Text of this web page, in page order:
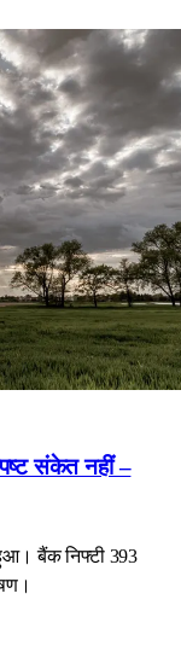
संकेत नहीं –
बैंक निफ्टी 393